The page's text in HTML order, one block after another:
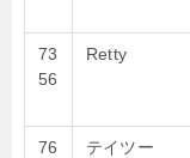
73
56
Retty
76
テイツー